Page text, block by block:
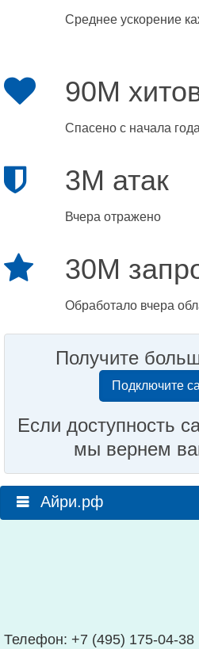
Среднее ускорение
90M
Спасено с начала года
3M атак
Вчера отражено
30M
Обработало вчера
Получите
Подключите
Если доступность
мы вернем
Айри.рф
Телефон: +7 (495) 175-04-38